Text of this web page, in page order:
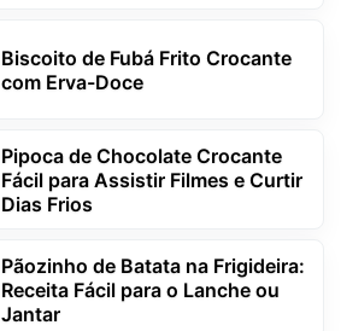
Biscoito de Fubá Frito Crocante
com Erva-Doce
Pipoca de Chocolate Crocante
Fácil para Assistir Filmes e Curtir
Dias Frios
Pãozinho de Batata na Frigideira:
Receita Fácil para o Lanche ou
Jantar